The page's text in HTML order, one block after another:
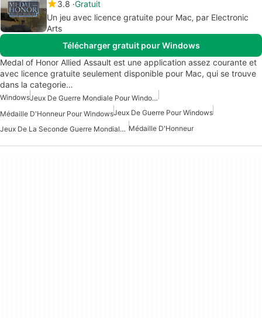
3.8 Gratuit
Un jeu avec licence gratuite pour Mac‚ par Electronic
Arts
Télécharger gratuit pour Windows
Medal of Honor Allied Assault est une application assez courante et
avec licence gratuite seulement disponible pour Mac, qui se trouve
dans la categorie…
Windows
Jeux De Guerre Mondiale Pour Windows
Médaille D'Honneur Pour WindowsJeux De Guerre Pour Windows
Jeux De La Seconde Guerre Mondiale Pour Windows Médaille D'Honneur